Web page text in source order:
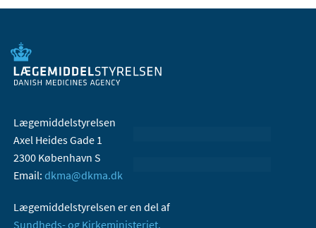
Lægemiddelstyrelsen
Axel Heides Gade 1
2300 København S
Email: dkma@dkma.dk
Lægemiddelstyrelsen er en del af
Sundheds- og Kirkeministeriet.